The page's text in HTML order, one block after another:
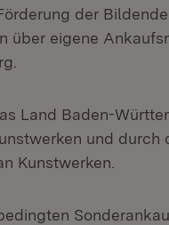
der
über eigene
Land Baden-
und
Kunstwerken.